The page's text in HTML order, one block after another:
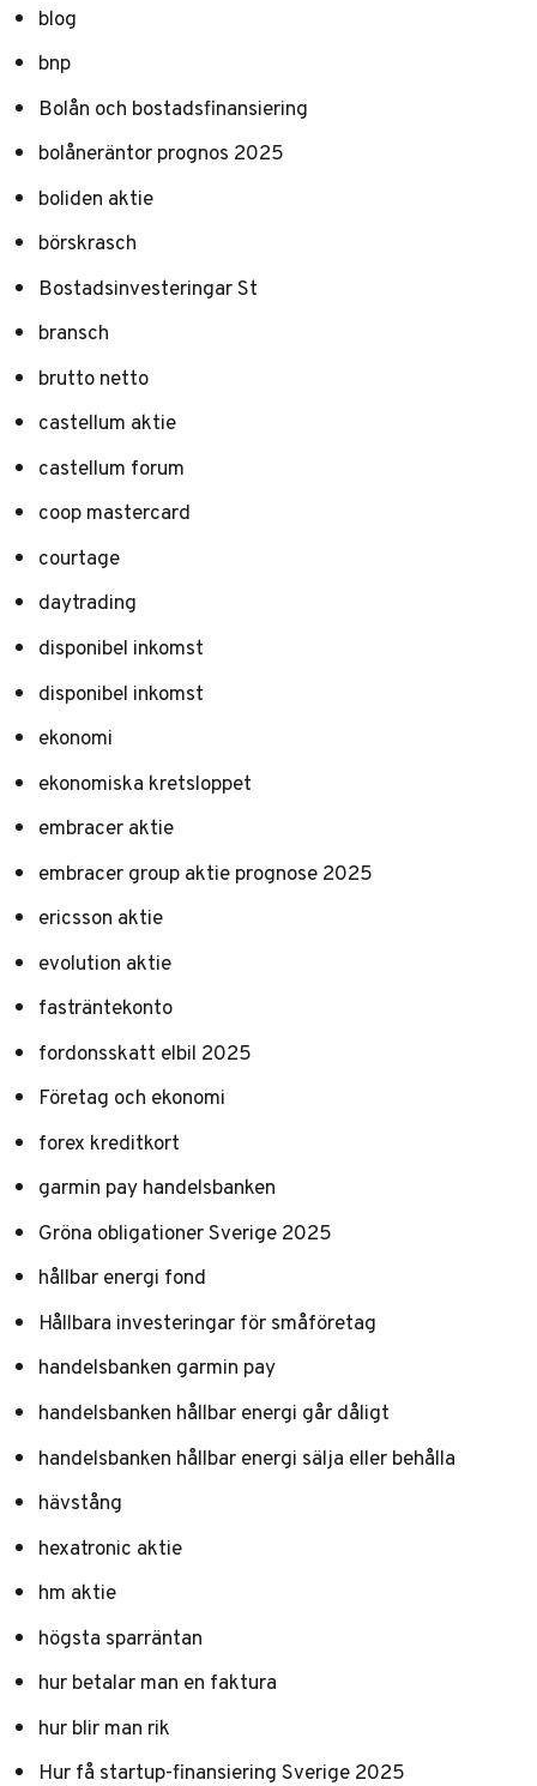
blog
bnp
Bolån och bostadsfinansiering
bolåneräntor prognos 2025
boliden aktie
börskrasch
Bostadsinvesteringar St
bransch
brutto netto
castellum aktie
castellum forum
coop mastercard
courtage
daytrading
disponibel inkomst
disponibel inkomst
ekonomi
ekonomiska kretsloppet
embracer aktie
embracer group aktie prognose 2025
ericsson aktie
evolution aktie
fasträntekonto
fordonsskatt elbil 2025
Företag och ekonomi
forex kreditkort
garmin pay handelsbanken
Gröna obligationer Sverige 2025
hållbar energi fond
Hållbara investeringar för småföretag
handelsbanken garmin pay
handelsbanken hållbar energi går dåligt
handelsbanken hållbar energi sälja eller behålla
hävstång
hexatronic aktie
hm aktie
högsta sparräntan
hur betalar man en faktura
hur blir man rik
Hur få startup-finansiering Sverige 2025